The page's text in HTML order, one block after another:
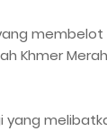
Khmer
yang